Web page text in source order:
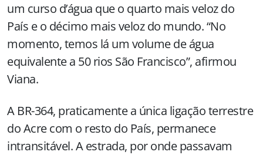
um curso d’água que o quarto mais veloz do
País e o décimo mais veloz do mundo. “No
momento, temos lá um volume de água
equivalente a 50 rios São Francisco”, afirmou
Viana.
A BR-364, praticamente a única ligação terrestre
do Acre com o resto do País, permanece
intransitável. A estrada, por onde passavam